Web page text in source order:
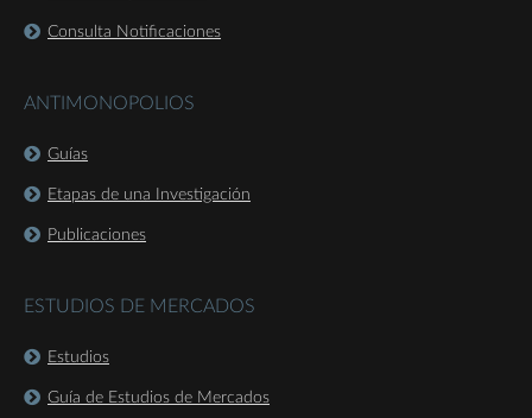
Consulta Notificaciones
ANTIMONOPOLIOS
Guías
Etapas de una Investigación
Publicaciones
ESTUDIOS DE MERCADOS
Estudios
Guía de Estudios de Mercados